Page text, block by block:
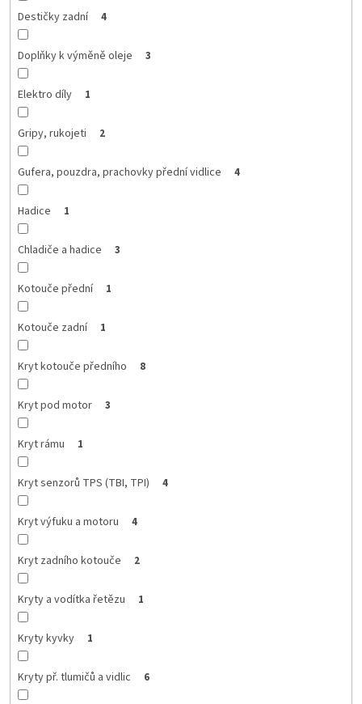
Destičky zadní 4
Doplňky k výměně oleje 3
Elektro díly 1
Gripy, rukojeti 2
Gufera, pouzdra, prachovky přední vidlice 4
Hadice 1
Chladiče a hadice 3
Kotouče přední 1
Kotouče zadní 1
Kryt kotouče předního 8
Kryt pod motor 3
Kryt rámu 1
Kryt senzorů TPS (TBI, TPI) 4
Kryt výfuku a motoru 4
Kryt zadního kotouče 2
Kryty a vodítka řetězu 1
Kryty kyvky 1
Kryty př. tlumičů a vidlic 6